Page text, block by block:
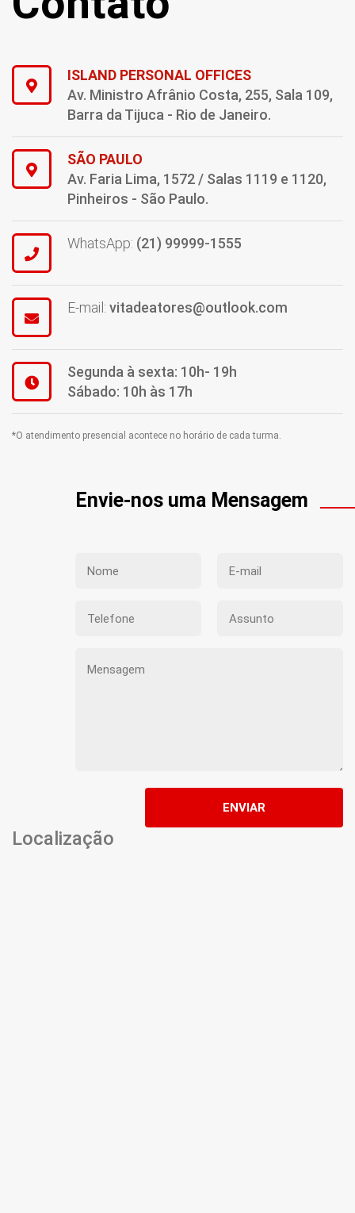
ISLAND PERSONAL OFFICES
Av. Ministro Afrânio Costa, 255, Sala 109,
Barra da Tijuca - Rio de Janeiro.
SÃO PAULO
Av. Faria Lima, 1572 / Salas 1119 e 1120,
Pinheiros - São Paulo.
WhatsApp: (21) 99999-1555
E-mail: vitadeatores@outlook.com
Segunda à sexta: 10h- 19h
Sábado: 10h às 17h
*O atendimento presencial acontece no horário de cada turma.
Envie-nos uma Mensagem
ENVIAR
Localização